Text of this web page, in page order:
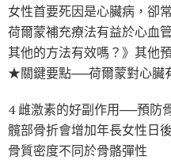
女性首要死因是心臟病，卻
荷爾蒙補充療法有益於心血
其他的方法有效嗎？》其他
★關鍵要點──荷爾蒙對心臟
4 雌激素的好副作用──預防
髖部骨折會增加年長女性日
骨質密度不同於骨骼彈性